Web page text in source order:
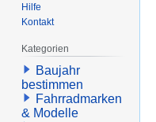
Hilfe
Kontakt
Kategorien
Baujahr
bestimmen
Fahrradmarken
& Modelle